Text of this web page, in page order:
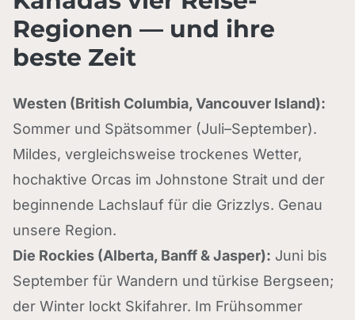
Regionen — und ihre
beste Zeit
Westen (British Columbia, Vancouver Island):
Sommer und Spätsommer (Juli–September).
Mildes, vergleichsweise trockenes Wetter,
hochaktive Orcas im Johnstone Strait und der
beginnende Lachslauf für die Grizzlys. Genau
unsere Region.
Die Rockies (Alberta, Banff & Jasper): Juni bis
September für Wandern und türkise Bergseen;
der Winter lockt Skifahrer. Im Frühsommer